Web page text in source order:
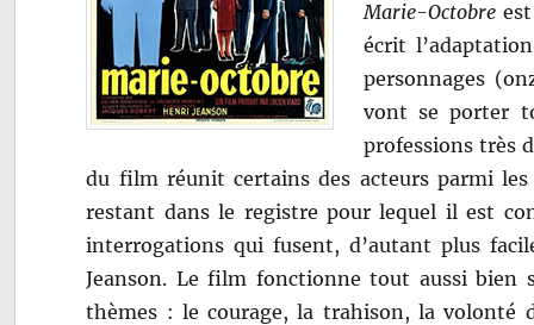
Marie-Octobre
écrit
personnages
vont se porter
professions très
du film réunit certains des acteurs parmi les
restant dans le registre pour lequel il est
interrogations qui fusent, d’autant plus
Jeanson. Le film fonctionne tout aussi bien
thèmes : le courage, la trahison, la volonté